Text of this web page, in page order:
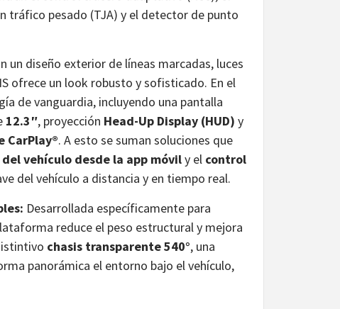
tráfico pesado (TJA) y el detector de punto
un diseño exterior de líneas marcadas, luces
ofrece un look robusto y sofisticado. En el
de vanguardia, incluyendo una pantalla
12.3″, proyección Head-Up Display (HUD) y
CarPlay®. A esto se suman soluciones que
vehículo desde la app móvily el control
del vehículo a distancia y en tiempo real.
Desarrollada específicamente para
reduce el peso estructural y mejora
chasis transparente 540°, una
panorámica el entorno bajo el vehículo,